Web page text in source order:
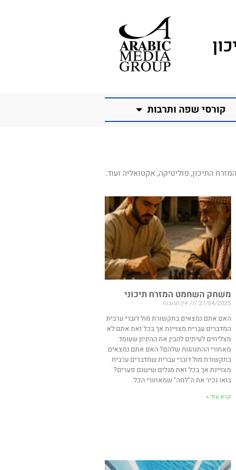
קורסי שפה ותרבות
התיכון, פוליטיקה, אקטואליה ועוד.
משחק השחמט המזרח תיכוני
27/04/2025 אין תגובות
האם אתם נמצאים בתקשורת מול דוברי ערבית
המדברים עברית מצויינת אך בכל זאת אתם לא
מצליחים לעיתים להבין את ההיגיון שעומד
מאחורי ההתנהגות שלהם? האם אתם נמצאים
בתקשורת מול דוברי עברית שמדברים ערבית
מצויינת אך בכל זאת מגלים שישנם פערים?
בואו נכיר את ה"למה" שמאחורי הכל.
קרא עוד »